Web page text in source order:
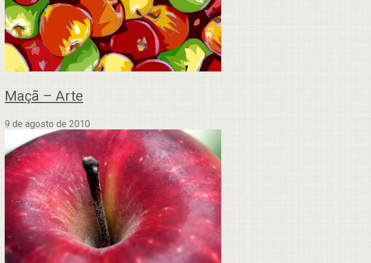
Maçã – Arte
9 de agosto de 2010